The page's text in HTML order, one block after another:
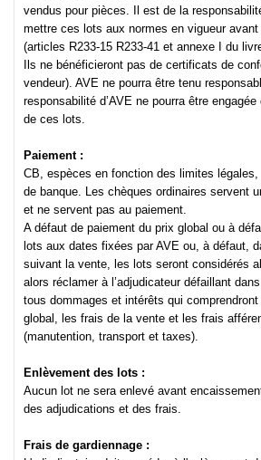
vendus pour pièces. Il est de la
mettre ces lots aux normes en vigueur
(articles R233-15 R233-41 et annexe I du
Ils ne bénéficieront pas de certificats de
vendeur). AVE ne pourra être tenu
responsabilité d’AVE ne pourra être
de ces lots.
Paiement :
CB, espèces en fonction des limites
de banque. Les chèques ordinaires servent
et ne servent pas au paiement.
A défaut de paiement du prix global ou à
lots aux dates fixées par AVE ou, à défaut,
suivant la vente, les lots seront considérés
alors réclamer à l’adjudicateur défaillant
tous dommages et intérêts qui
global, les frais de la vente et les frais
(manutention, transport et taxes).
Enlèvement des lots :
Aucun lot ne sera enlevé avant
des adjudications et des frais.
Frais de gardiennage :